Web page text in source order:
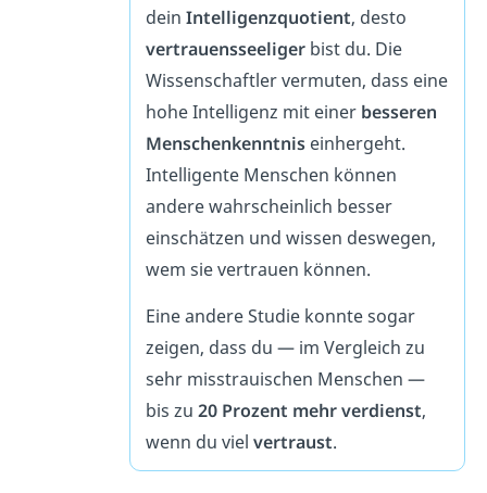
dein Intelligenzquotient, desto
vertrauensseeligerbist du. Die
Wissenschaftler vermuten, dass eine
hohe Intelligenz mit einerbesseren
Menschenkenntniseinhergeht.
Intelligente Menschen können
andere wahrscheinlich besser
einschätzen und wissen deswegen,
wem sie vertrauen können.
Eine andere Studie konnte sogar
zeigen, dass du — im Vergleich zu
sehr misstrauischen Menschen —
bis zu 20 Prozent mehr verdienst,
wenn du viel vertraust.